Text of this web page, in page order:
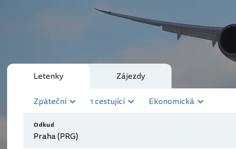
Letenky Zájezdy
Zpáteční 1 cestující Ekonomická
Odkud